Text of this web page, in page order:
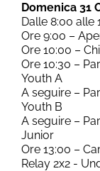
Domenica 31
Dalle 8:00 alle
Ore 9:00 –
Ore 10:00 –
Ore 10:30 –
Youth A
A seguire –
Youth B
A seguire –
Junior
Ore 13:00 –
Relay 2x2 -